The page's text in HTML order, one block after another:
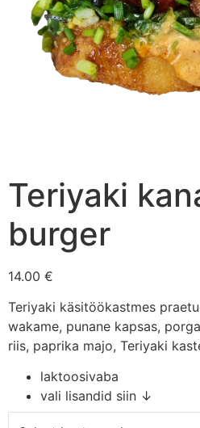
Teriyaki
burger
14.00 €
Teriyaki käsitöökastmes
wakame, punane kapsas,
riis, paprika majo, Teriyaki
laktoosivaba
vali lisandid siin ↓